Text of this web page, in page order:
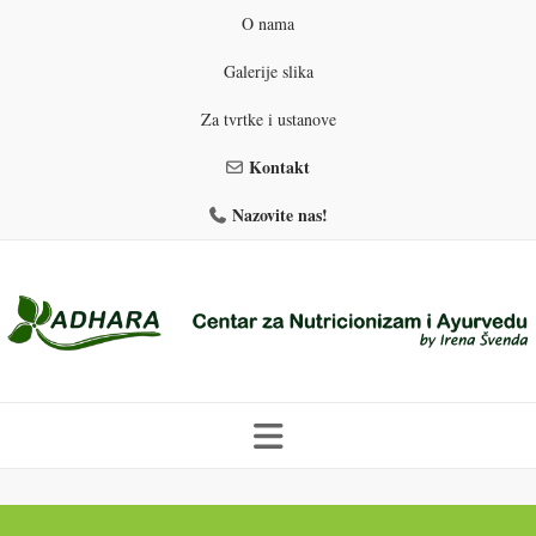
O nama
Galerije slika
Za tvrtke i ustanove
Kontakt
Nazovite nas!
to